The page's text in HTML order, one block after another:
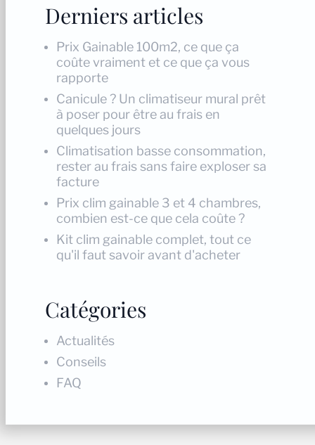
Derniers articles
Prix Gainable 100m2, ce que ça
coûte vraiment et ce que ça vous
rapporte
Canicule ? Un climatiseur mural prêt
à poser pour être au frais en
quelques jours
Climatisation basse consommation,
rester au frais sans faire exploser sa
facture
Prix clim gainable 3 et 4 chambres,
combien est-ce que cela coûte ?
Kit clim gainable complet, tout ce
qu'il faut savoir avant d'acheter
Catégories
Actualités
Conseils
FAQ